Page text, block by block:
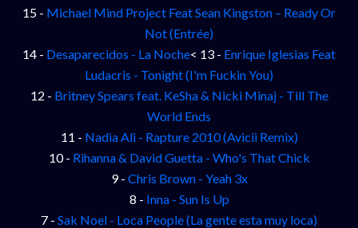
15 - Michael Mind Project Feat Sean Kingston – Ready Or
Not (Entrée)
14 - Desaparecidos - La Noche< 13 - Enrique Iglesias Feat
Ludacris - Tonight (I'm Fuckin You)
12 - Britney Spears feat. KeSha & Nicki Minaj - Till The
World Ends
11 - Nadia Ali - Rapture 2010 (Avicii Remix)
10 - Rihanna & David Guetta - Who's That Chick
9 - Chris Brown - Yeah 3x
8 - Inna - Sun Is Up
7 - Sak Noel - Loca People (La gente esta muy loca)